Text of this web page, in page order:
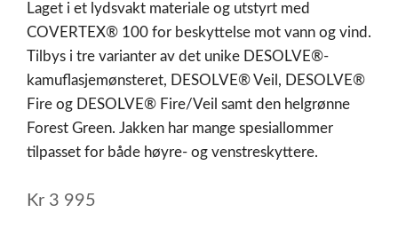
Laget i et lydsvakt materiale og utstyrt med
COVERTEX® 100 for beskyttelse mot vann og vind.
Tilbys i tre varianter av det unike DESOLVE®-
kamuflasjemønsteret, DESOLVE® Veil, DESOLVE®
Fire og DESOLVE® Fire/Veil samt den helgrønne
Forest Green. Jakken har mange spesiallommer
tilpasset for både høyre- og venstreskyttere.
Kr 3 995